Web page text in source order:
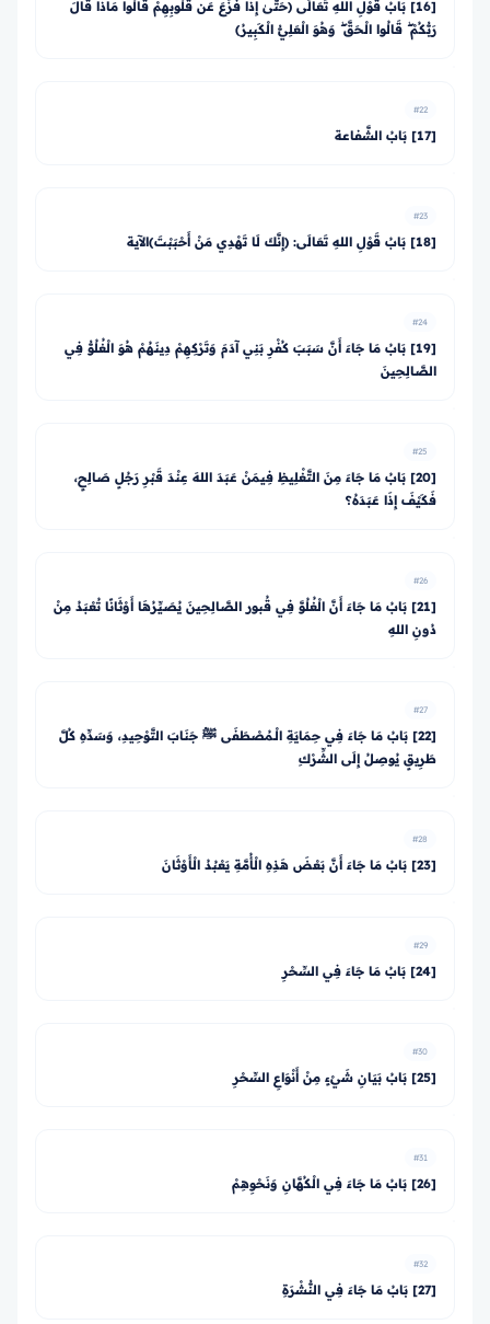
[16] بَابُ قَوْلِ اللهِ تَعَالَى ﴿حَتَّىٰ إِذَا فُزِّعَ عَن قُلُوبِهِمْ قَالُوا مَاذَا قَالَ
رَبُّكُمْ ۖ قَالُوا الْحَقَّ ۖ وَهُوَ الْعَلِيُّ الْكَبِيرُ﴾
#22
[17] بَابُ الشَّفاعة
#23
[18] بَابُ قَوْلِ اللهِ تَعَالَى: ﴿إِنَّكَ لَا تَهْدِي مَنْ أَحْبَبْتَ﴾الآية
#24
[19] بَابُ مَا جَاءَ أَنَّ سَبَبَ كُفْرِ بَنِي آدَمَ وَتَرْكِهِمْ دِينَهُمْ هُوَ الْغُلُوُّ فِي
الصَّالِحِينَ
#25
[20] بَابُ مَا جَاءَ مِنَ التَّغْلِيظِ فِيمَنْ عَبَدَ اللهَ عِنْدَ قَبْرِ رَجُلٍ صَالِحٍ،
فَكَيْفَ إِذَا عَبَدَهُ؟
#26
[21] بَابُ مَا جَاءَ أَنَّ الْغُلُوَّ فِي قُبور الصَّالِحِينَ يُصَيِّرُهَا أَوْثَانًا تُعْبَدُ مِنْ
دُونِ اللهِ
#27
[22] بَابُ مَا جَاءَ فِي حِمَايَةِ الْـمُصْطَفَى ﷺ جَنَابَ التَّوْحِيدِ، وَسَدِّهِ كُلَّ
طَرِيقٍ يُوصِلُ إِلَى الشِّرْكِ
#28
[23] بَابُ مَا جَاءَ أَنَّ بَعْضَ هَذِهِ الْأُمَّةِ يَعْبُدُ الْأَوْثَانَ
#29
[24] بَابُ مَا جَاءَ فِي السِّحْرِ
#30
[25] بَابُ بَيَانِ شَيْءٍ مِنْ أَنْوَاعِ السِّحْرِ
#31
[26] بَابُ مَا جَاءَ فِي الْكُهَّانِ وَنَحْوِهِمْ
#32
[27] بَابُ مَا جَاءَ فِي النُّشْرَةِ